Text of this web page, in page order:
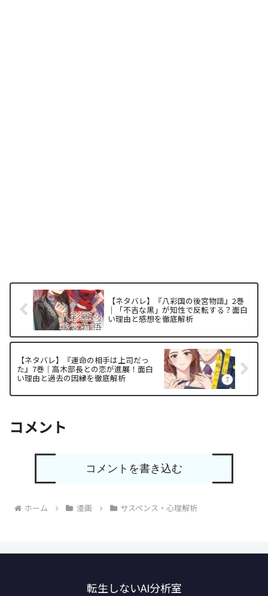
【ネタバレ】『八彩国の後宮物語』2巻
｜「不吉な黒」が知性で反転する？面白
い理由と感想を徹底解析
【ネタバレ】『運命の相手は上司だっ
た』7巻｜高木部長との恋が進展！面白
い理由と過去の因縁を徹底解析
コメント
コメントを書き込む
ホーム 漫画 サスペンス・心理解析
転生しないAI分析室